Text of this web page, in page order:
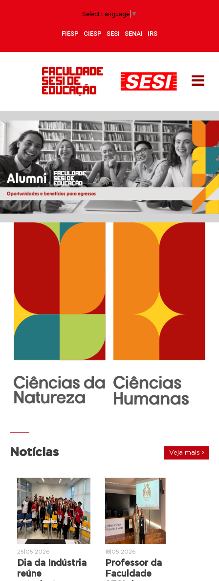
Select Language ▼
FIESP CIESP SESI SENAI IRS
Notícias Veja mais
25|05|2026
Dia da Indústria
reúne
18|05|2026
Professor da
Faculdade